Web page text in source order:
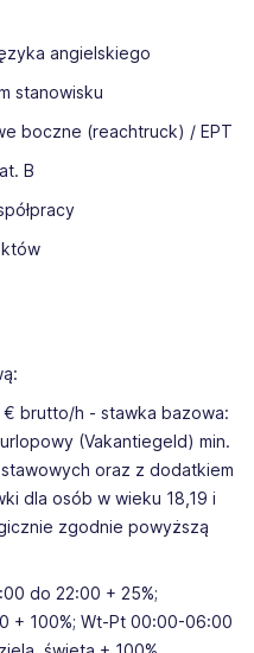
angielskiego
stanowisku
boczne (reachtruck) / EPT
B
€ brutto/h - stawka bazowa:
(Vakantiegeld) min.
oraz z dodatkiem
dla osób w wieku 18,19 i
zgodnie powyższą
do 22:00 + 25%;
+ 100%; Wt-Pt 00:00-06:00